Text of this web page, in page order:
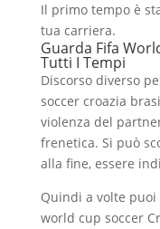
Il primo tempo è
tua carriera.
Guarda Fifa
Tutti I Tempi
Discorso diverso
soccer croazia
violenza del
frenetica. Si può
alla fine, essere
Quindi a volte
world cup soccer